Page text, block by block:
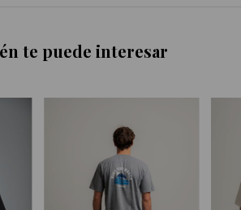
te puede interesar